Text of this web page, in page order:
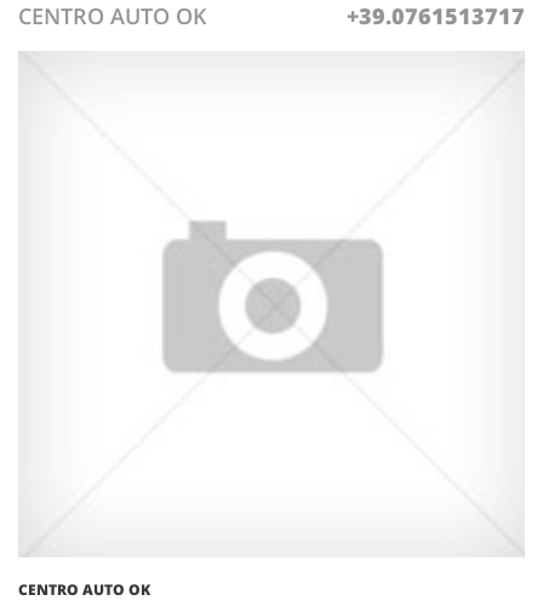
CENTRO AUTO OK +39.0761513717
CENTRO AUTO OK